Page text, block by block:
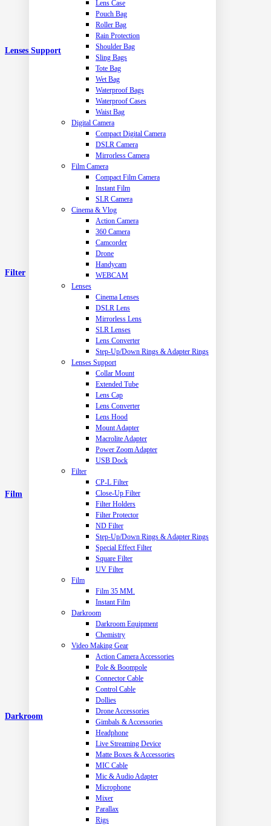
Lens Case
Pouch Bag
Roller Bag
Rain Protection
Shoulder Bag
Sling Bags
Tote Bag
Wet Bag
Waterproof Bags
Waterproof Cases
Waist Bag
Digital Camera
Compact Digital Camera
DSLR Camera
Mirrorless Camera
Film Camera
Compact Film Camera
Instant Film
SLR Camera
Cinema & Vlog
Action Camera
360 Camera
Camcorder
Drone
Handycam
WEBCAM
Lenses
Cinema Lenses
DSLR Lens
Mirrorless Lens
SLR Lenses
Lens Converter
Step-Up/Down Rings & Adapter Rings
Lenses Support
Collar Mount
Extended Tube
Lens Cap
Lens Converter
Lens Hood
Mount Adapter
Macrolite Adapter
Power Zoom Adapter
USB Dock
Filter
CP-L Filter
Close-Up Filter
Filter Holders
Filter Protector
ND Filter
Step-Up/Down Rings & Adapter Rings
Special Effect Filter
Square Filter
UV Filter
Film
Film 35 MM.
Instant Film
Darkroom
Darkroom Equipment
Chemistry
Video Making Gear
Action Camera Accessories
Pole & Boompole
Connector Cable
Control Cable
Dollies
Drone Accessories
Gimbals & Accessories
Headphone
Live Streaming Device
Matte Boxes & Accessories
MIC Cable
Mic & Audio Adapter
Microphone
Mixer
Parallax
Rigs
Lenses Support
Filter
Film
Darkroom